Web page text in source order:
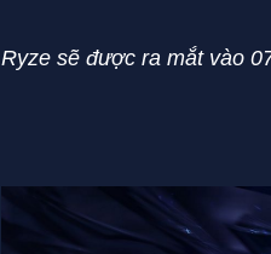
Ryze sẽ được ra mắt vào